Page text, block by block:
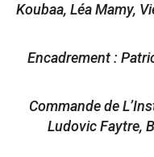
Koubaa, Léa Mamy,
Encadrement :
Commande de
Ludovic Faytre,